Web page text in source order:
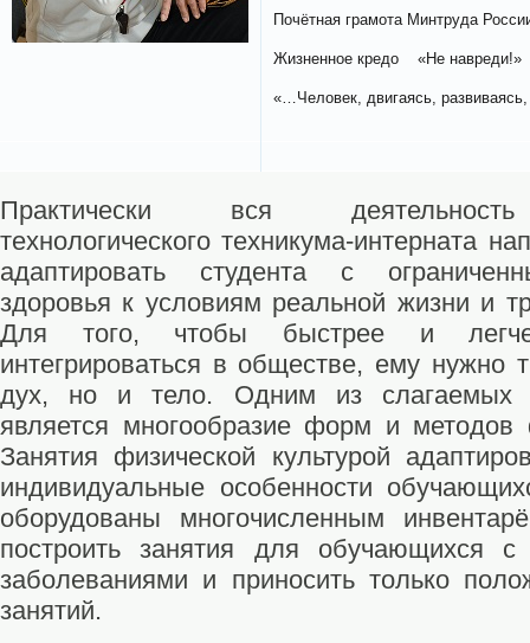
Почётная грамота Минтруда
Жизненное кредо «Не навреди!»
«…Человек, двигаясь,
Практически вся деятельность
технологического техникума-интерната
адаптировать студента с
здоровья к условиям реальной жизни и
Для того, чтобы быстрее и легче
интегрироваться в обществе, ему нужно
дух, но и тело. Одним из слагаемых
является многообразие форм и методов
Занятия физической культурой
индивидуальные особенности
оборудованы многочисленным
построить занятия для обучающихся
заболеваниями и приносить только
занятий.